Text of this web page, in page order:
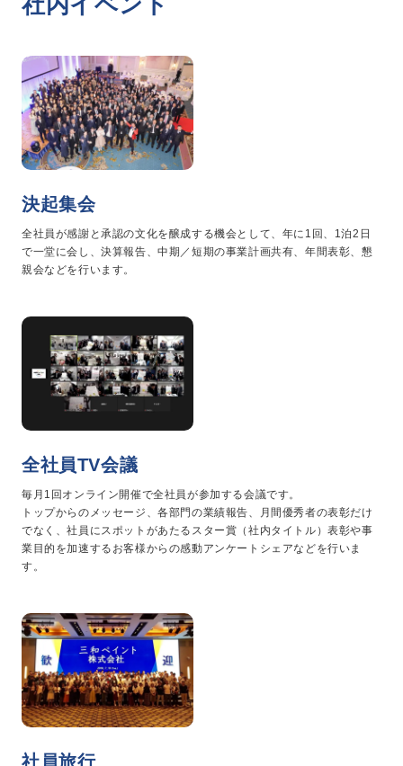
決起集会
全社員が感謝と承認の文化を醸成する機会として、年に1回、1泊2日
で一堂に会し、決算報告、中期／短期の事業計画共有、年間表彰、懇
親会などを行います。
全社員TV会議
毎月1回オンライン開催で全社員が参加する会議です。
トップからのメッセージ、各部門の業績報告、月間優秀者の表彰だけ
でなく、社員にスポットがあたるスター賞（社内タイトル）表彰や事
業目的を加速するお客様からの感動アンケートシェアなどを行いま
す。
社員旅行